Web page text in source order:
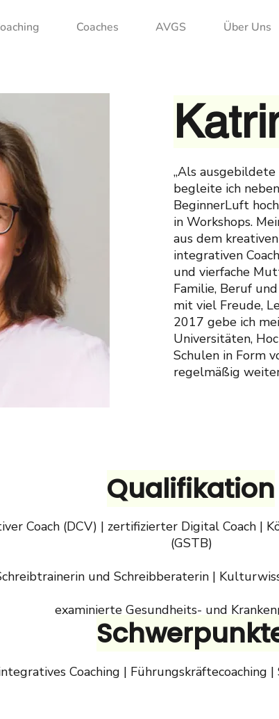
Coaches AVGS Über Uns
„Als
begleite ich
BeginnerLuft
in Workshops.
aus dem
integrativen
und vierfache
Familie, Beruf
mit viel Freude,
2017 gebe ich
Universitäten,
Schulen in Form
regelmäßig
Qualifikation
Coach (DCV) | zertifizierter Digital Coach |
(GSTB)
und Schreibberaterin |
examinierte Gesundheits- und
Coaching | Führungskräftecoaching